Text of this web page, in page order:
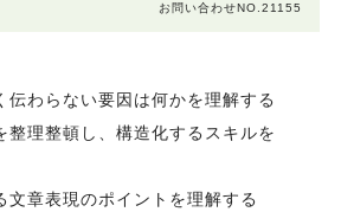
お問い合わせNO.21155
伝わらない要因は何かを理解する
整理整頓し、構造化するスキルを
文章表現のポイントを理解する